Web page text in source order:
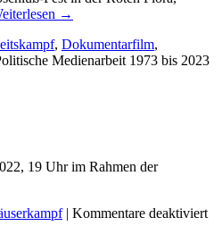
→
, Dokumentarfilm,
Medienarbeit 1973 bis 2023
19 Uhr im Rahmen der
| Kommentare deaktiviert